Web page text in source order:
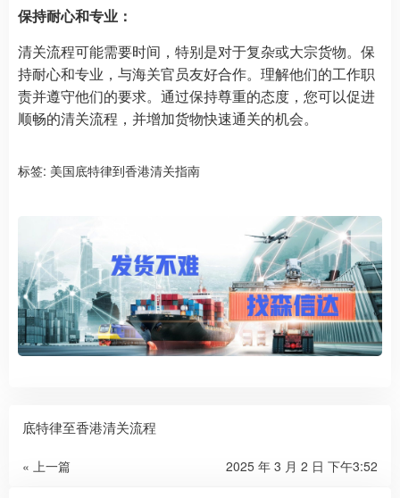
保持耐心和专业：
清关流程可能需要时间，特别是对于复杂或大宗货物。保
持耐心和专业，与海关官员友好合作。理解他们的工作职
责并遵守他们的要求。通过保持尊重的态度，您可以促进
顺畅的清关流程，并增加货物快速通关的机会。
标签: 美国底特律到香港清关指南
底特律至香港清关流程
« 上一篇 2025 年 3 月 2 日 下午3:52